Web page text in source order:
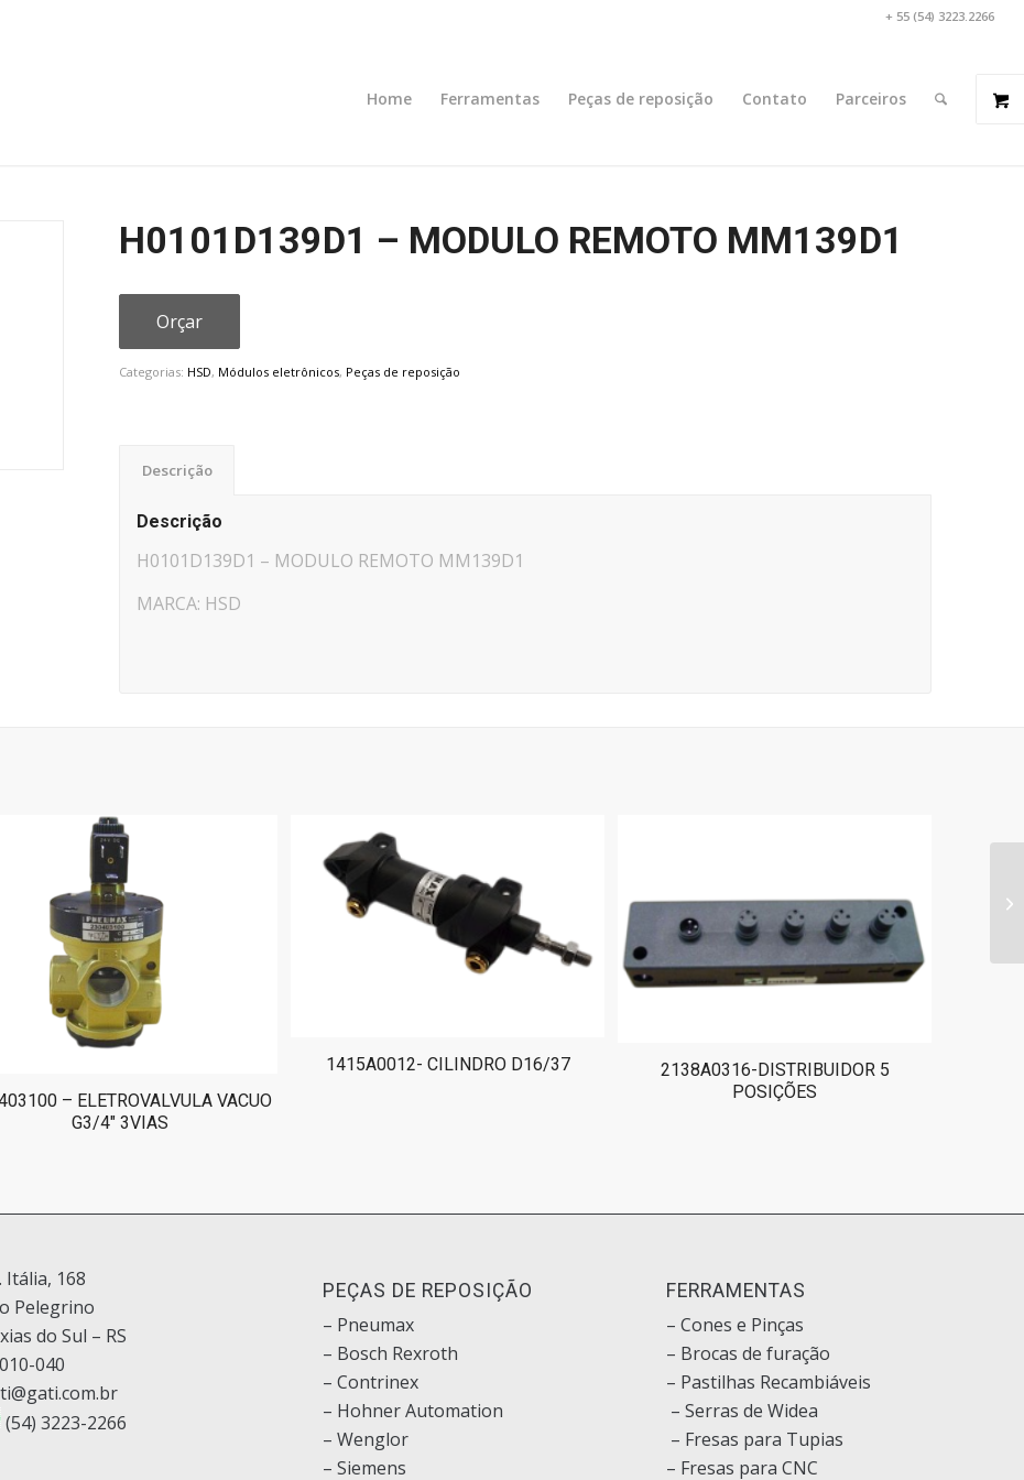
+ 55 (54) 3223.2266
Home Ferramentas Peças de reposição Contato Parceiros
H0101D139D1 – MODULO REMOTO MM139D1
Orçar
Categorias: HSD, Módulos eletrônicos, Peças de reposição
Descrição
Descrição
H0101D139D1 – MODULO REMOTO MM139D1
MARCA: HSD
– ELETROVALVULA VACUO
G3/4″ 3VIAS
1415A0012- CILINDRO D16/37
2138A0316-DISTRIBUIDOR 5
POSIÇÕES
Itália, 168
Pelegrino
do Sul – RS
040
(54) 3223-2266
PEÇAS DE REPOSIÇÃO
– Pneumax
– Bosch Rexroth
–Contrinex
– Hohner Automation
– Wenglor
– Siemens
FERRAMENTAS
– Cones e Pinças
– Brocas de furação
– Pastilhas Recambiáveis
– Serras de Widea
– Fresas para Tupias
– Fresas para CNC